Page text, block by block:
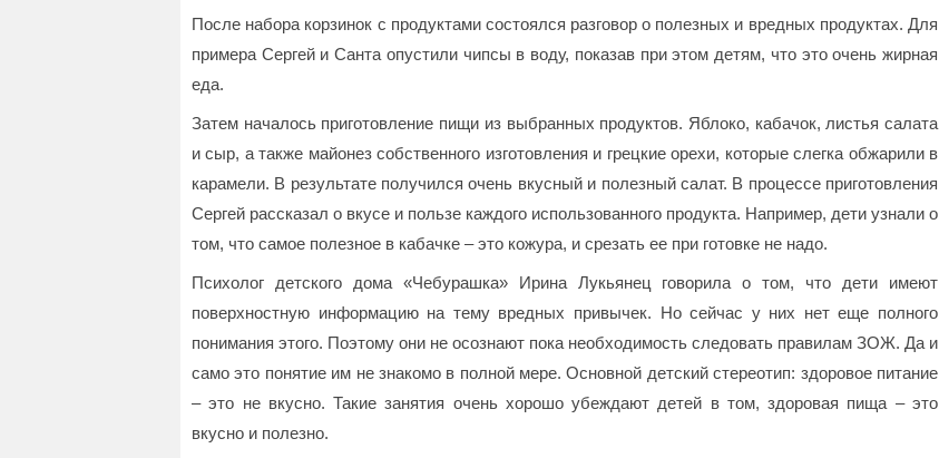
После набора корзинок с продуктами состоялся разговор о полезных и вредных продуктах. Для
примера Сергей и Санта опустили чипсы в воду, показав при этом детям, что это очень жирная
еда.
Затем началось приготовление пищи из выбранных продуктов. Яблоко, кабачок, листья салата
и сыр, а также майонез собственного изготовления и грецкие орехи, которые слегка обжарили в
карамели. В результате получился очень вкусный и полезный салат. В процессе приготовления
Сергей рассказал о вкусе и пользе каждого использованного продукта. Например, дети узнали о
том, что самое полезное в кабачке – это кожура, и срезать ее при готовке не надо.
Психолог детского дома «Чебурашка» Ирина Лукьянец говорила о том, что дети имеют
поверхностную информацию на тему вредных привычек. Но сейчас у них нет еще полного
понимания этого. Поэтому они не осознают пока необходимость следовать правилам ЗОЖ. Да и
само это понятие им не знакомо в полной мере. Основной детский стереотип: здоровое питание
– это не вкусно. Такие занятия очень хорошо убеждают детей в том, здоровая пища – это
вкусно и полезно.